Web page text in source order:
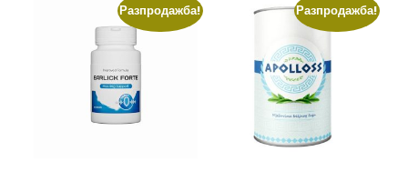
Разпродажба! Разпродажба!